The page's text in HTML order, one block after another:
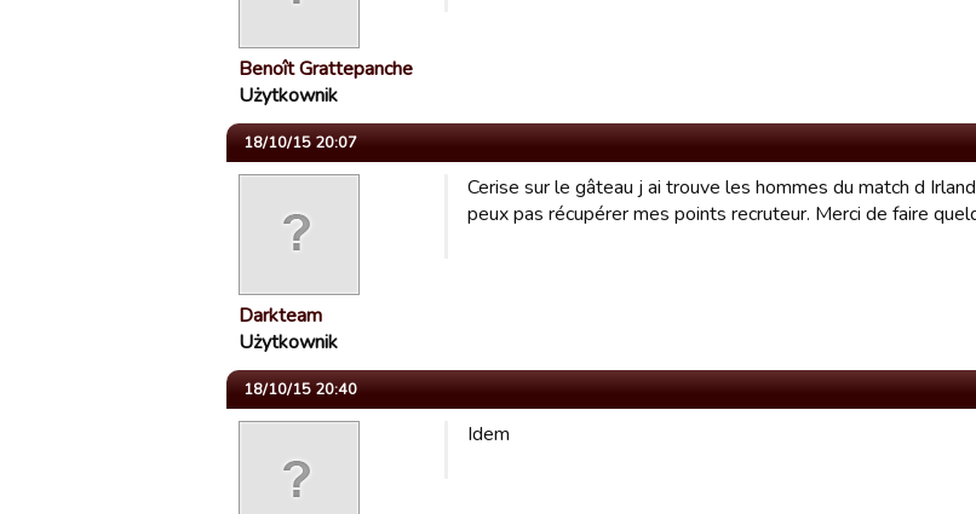
Benoît Grattepanche
Użytkownik
18/10/15 20:07
Darkteam
Użytkownik
Cerise sur le gâteau j ai trouve les hommes du match d
peux pas récupérer mes points recruteur. Merci de faire
18/10/15 20:40
Idem